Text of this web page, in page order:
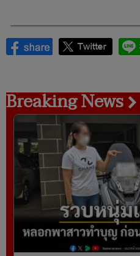
Breaking News